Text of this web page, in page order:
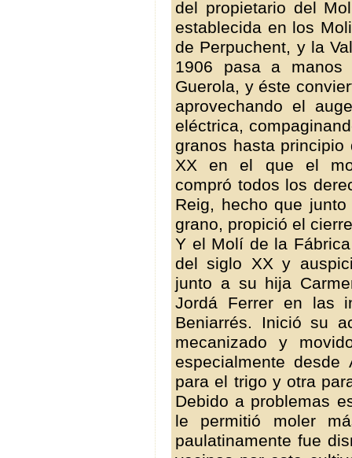
del propietario del
establecida en los
de Perpuchent, y la
1906 pasa a manos
Guerola, y éste
aprovechando el
eléctrica,
granos hasta
XX en el que el
compró todos los
Reig, hecho que
grano, propició el
Y el Molí de la
del siglo XX y
junto a su hija
Jordá Ferrer en las
Beniarrés. Inició su
mecanizado y
especialmente
para el trigo y otra
Debido a problemas
le permitió moler
paulatinamente fue